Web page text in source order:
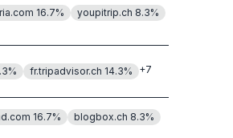
16.7% youpitrip.ch 8.3%
% fr.tripadvisor.ch 14.3% +7
16.7% blogbox.ch 8.3%